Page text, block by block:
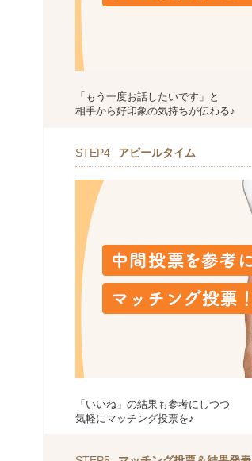
「もう一度お話したいです」と
相手から好印象の気持ちが伝わる♪
STEP4 アピールタイム
「いいね」の結果も参考にしつつ
気軽にマッチング投票を♪